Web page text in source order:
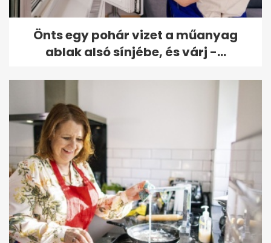
Önts egy pohár vizet a műanyag
ablak alsó sínjébe, és várj -...